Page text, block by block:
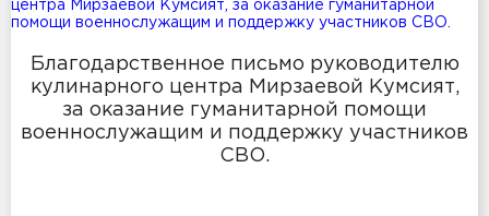
Благодарственное письмо руководителю
кулинарного центра Мирзаевой Кумсият,
за оказание гуманитарной помощи
военнослужащим и поддержку участников
СВО.